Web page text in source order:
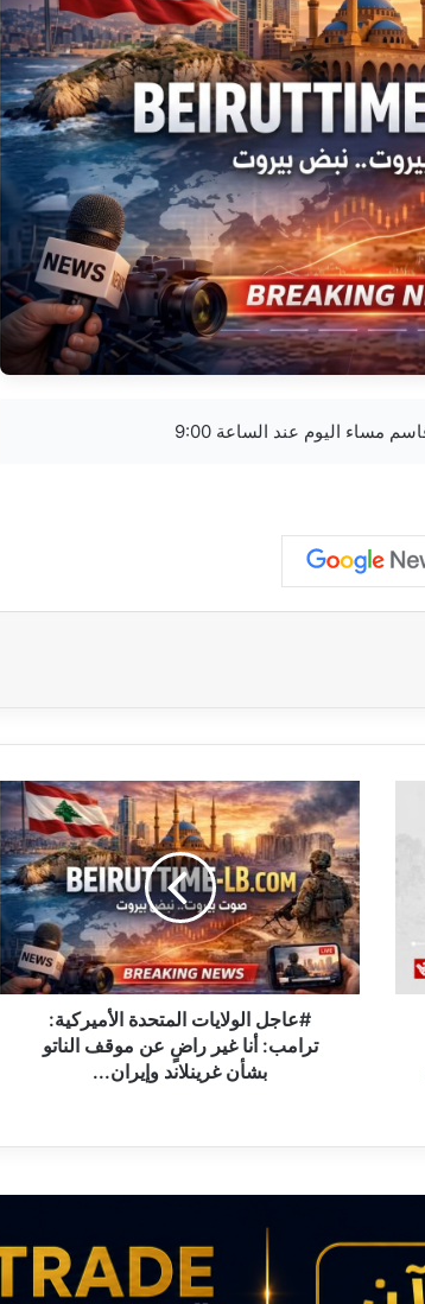
#
ع
ا
ج
ل
ا
ل
و
ل
ل
ت
د
#عاجل الولايات المتحدة الأميركية:
ترامب: أنا غير راضٍ عن موقف الناتو
بشأن غرينلاند وإيران...